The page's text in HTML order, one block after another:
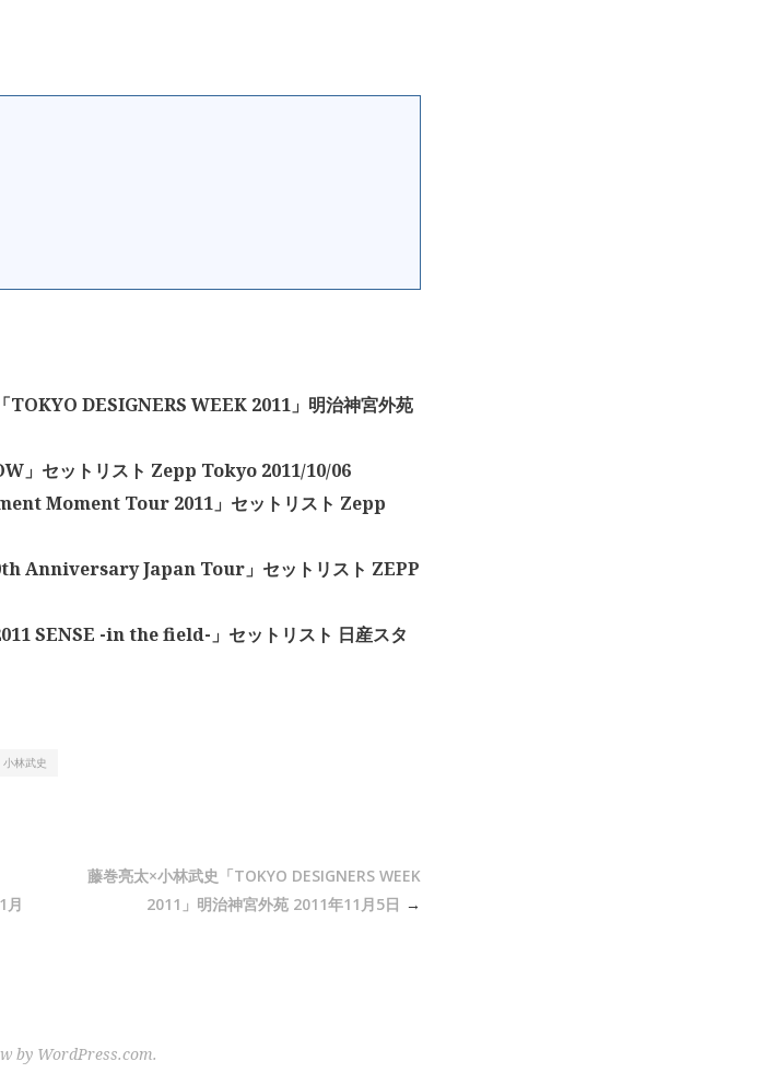
TOKYO DESIGNERS WEEK 2011」明治神宮外苑
」セットリスト Zepp Tokyo 2011/10/06
Moment Tour 2011」セットリスト Zepp
Anniversary Japan Tour」セットリスト ZEPP
SENSE -in the field-」セットリスト 日産スタ
小林武史
月
藤巻亮太×小林武史「TOKYO DESIGNERS WEEK
2011」明治神宮外苑 2011年11月5日
by WordPress.com.